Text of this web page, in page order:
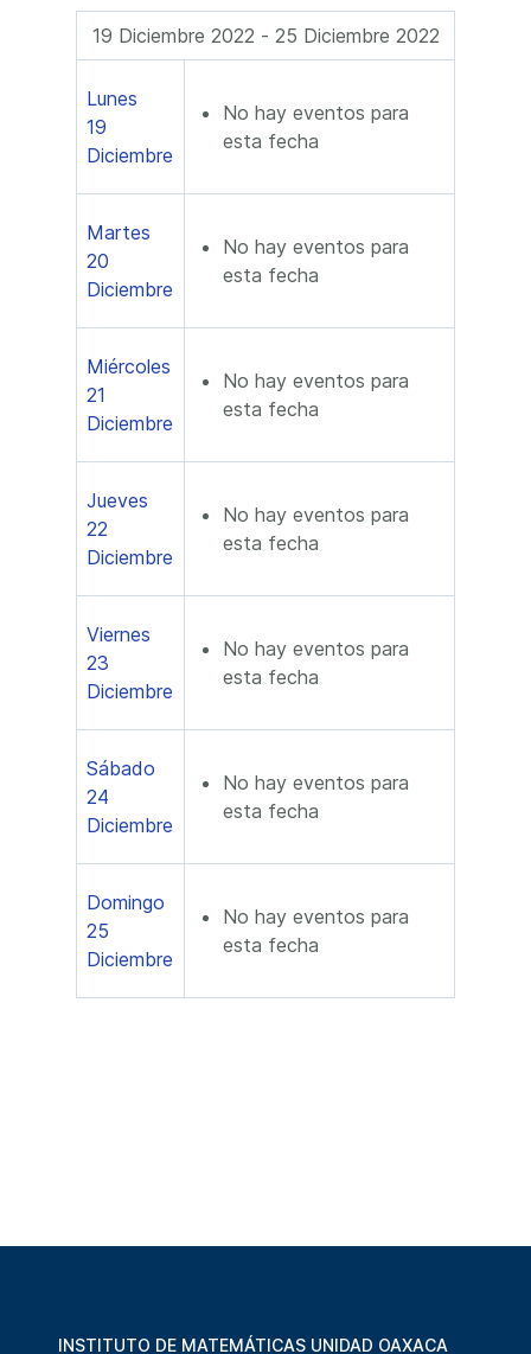
19 Diciembre 2022 - 25 Diciembre 2022
Lunes
19
Diciembre
No hay eventos para
esta fecha
Martes
20
Diciembre
No hay eventos para
esta fecha
Miércoles
21
Diciembre
No hay eventos para
esta fecha
Jueves
22
Diciembre
No hay eventos para
esta fecha
Viernes
23
Diciembre
No hay eventos para
esta fecha
Sábado
24
Diciembre
No hay eventos para
esta fecha
Domingo
25
Diciembre
No hay eventos para
esta fecha
INSTITUTO DE MATEMÁTICAS UNIDAD OAXACA